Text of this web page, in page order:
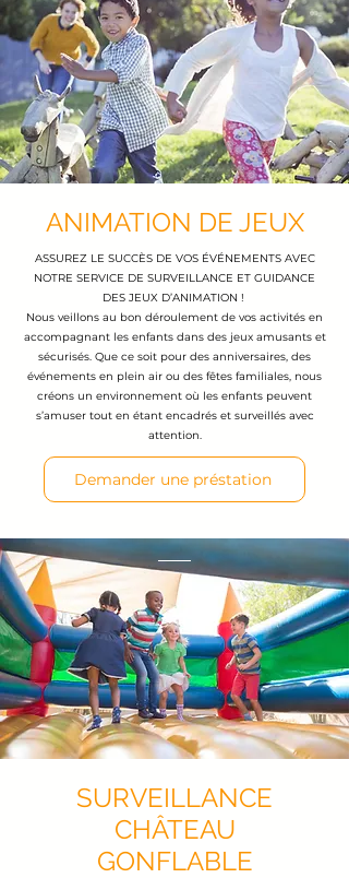
ANIMATION DE JEUX
ASSUREZ LE SUCCÈS DE VOS ÉVÉNEMENTS AVEC
NOTRE SERVICE DE SURVEILLANCE ET GUIDANCE
DES JEUX D’ANIMATION !
Nous veillons au bon déroulement de vos activités en
accompagnant les enfants dans des jeux amusants et
sécurisés. Que ce soit pour des anniversaires, des
événements en plein air ou des fêtes familiales, nous
créons un environnement où les enfants peuvent
s’amuser tout en étant encadrés et surveillés avec
attention.
Demander une préstation
SURVEILLANCE
CHÂTEAU
GONFLABLE